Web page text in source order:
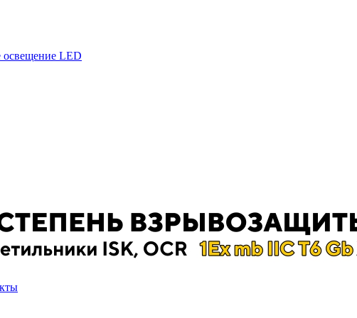
освещение LED